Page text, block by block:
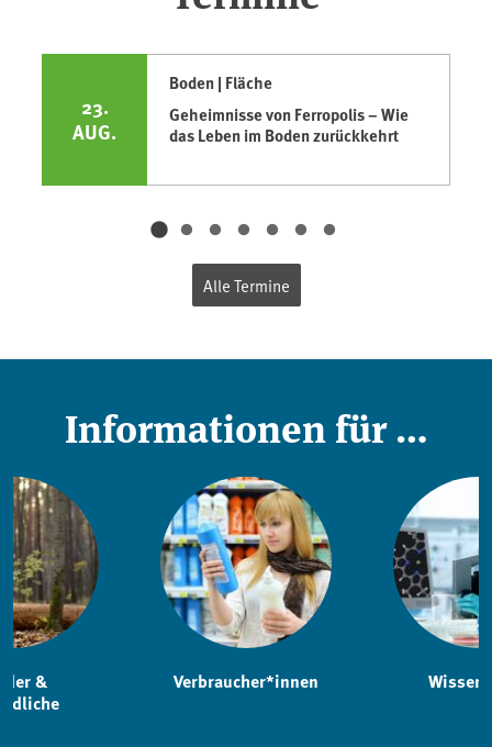
23.
AUG.
Boden | Fläche
Geheimnisse von Ferropolis – Wie
das Leben im Boden zurückkehrt
Alle Termine
Informationen für …
&
Verbraucher*innen